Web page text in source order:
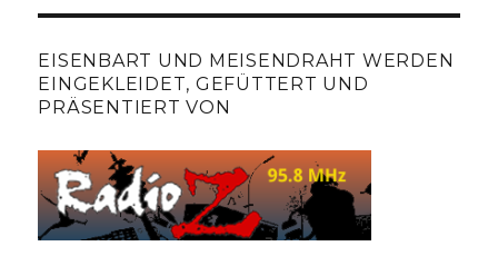
EISENBART UND MEISENDRAHT WERDEN
EINGEKLEIDET, GEFÜTTERT UND
PRÄSENTIERT VON